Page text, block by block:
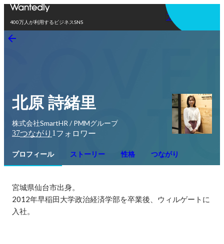
400万人が利用するビジネスSNS
アプリを使う
北原 詩緒里
株式会社SmartHR / PMMグループ
37つながり 1 フォロワー
プロフィール ストーリー 性格 つながり
宮城県仙台市出身。
2012年早稲田大学政治経済学部を卒業後、ウィルゲートに
入社。